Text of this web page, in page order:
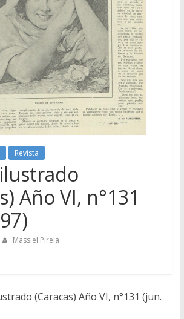
Revista
Año VI, n°131
Massiel Pirela
(Caracas) Año VI, n°131 (jun.